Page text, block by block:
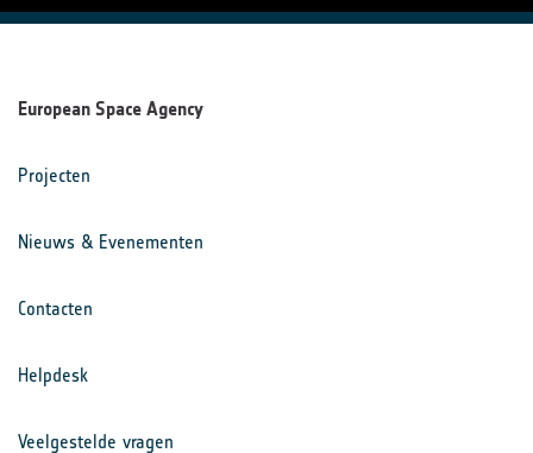
European Space Agency
Projecten
Nieuws & Evenementen
Contacten
Helpdesk
Veelgestelde vragen